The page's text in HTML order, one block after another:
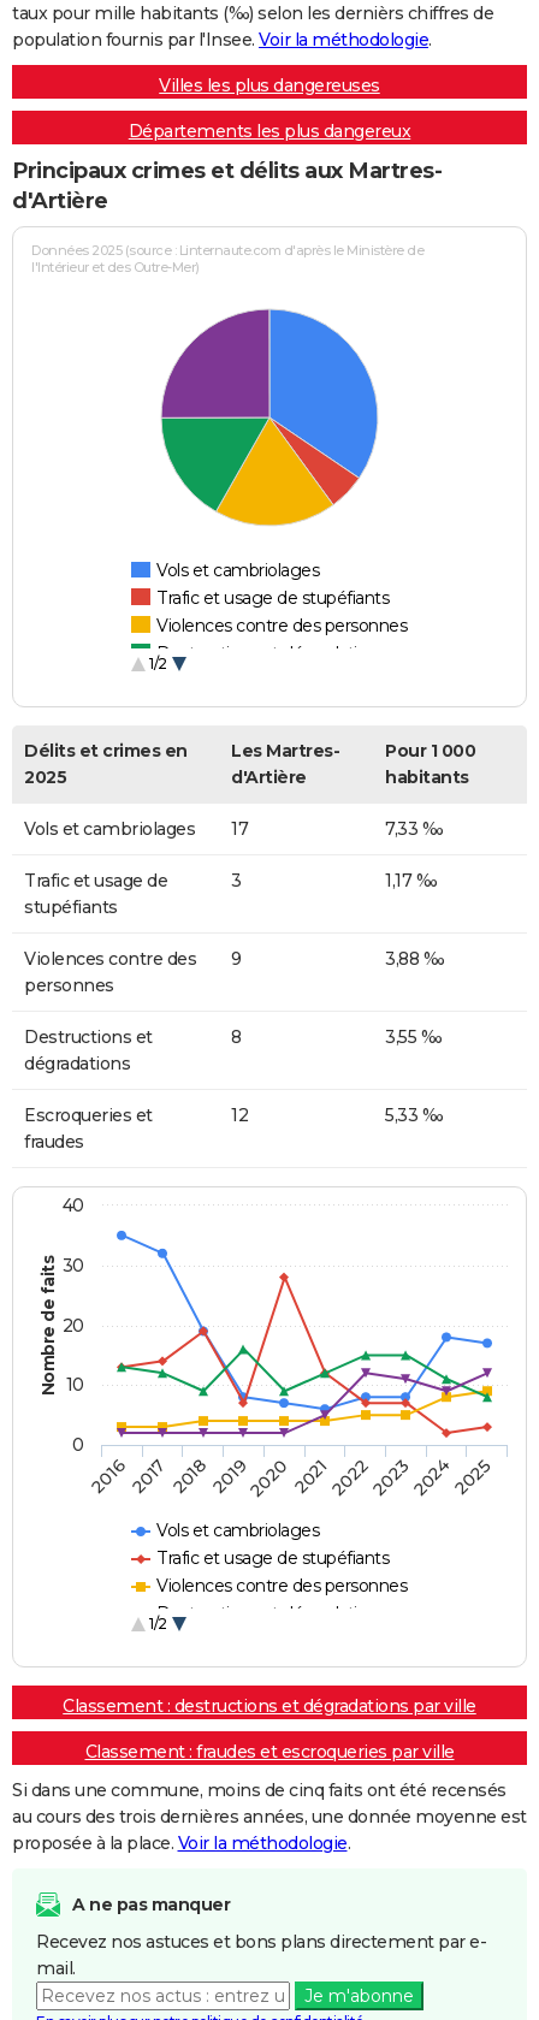
taux pour mille habitants (‰) selon les dernièrs chiffres de
population fournis par l'Insee. Voir la méthodologie.
Villes les plus dangereuses
Départements les plus dangereux
Principaux crimes et délits aux Martres-
d'Artière
Données 2025 (source : Linternaute.com d'après le Ministère de
l'Intérieur et des Outre-Mer)
Vols et cambriolages
Trafic et usage de stupéfiants
Violences contre des personnes
Destructions et dégradations
1/2
Délits et crimes en
2025
Les Martres-
d'Artière
Pour 1 000
habitants
Vols et cambriolages 17 7,33 ‰
Trafic et usage de
stupéfiants
3 1,17 ‰
Violences contre des
personnes
9 3,88 ‰
Destructions et
dégradations
8 3,55 ‰
Escroqueries et
fraudes
12 5,33 ‰
Nombre de faits
Vols et cambriolages
Trafic et usage de stupéfiants
Violences contre des personnes
Destructions et dégradations
1/2
20162017 20182019202020212022202320242025
0
10
20
30
40
Classement : destructions et dégradations par ville
Classement : fraudes et escroqueries par ville
Si dans une commune, moins de cinq faits ont été recensés
au cours des trois dernières années, une donnée moyenne est
proposée à la place. Voir la méthodologie.
A ne pas manquer
Recevez nos astuces et bons plans directement par e-
mail.
Je m'abonne